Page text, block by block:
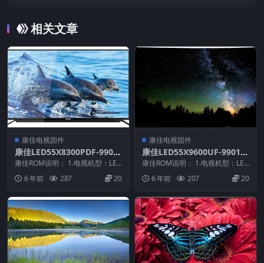
相关文章
康佳电视固件
康佳LED55X8300PDF-9901
1838-V1.0.03-72001353原
厂系统刷机电视固件包下载
康佳ROM说明： 1.电视机型：LED
55X8300PDF 2.物料号：9901...
6 年前 287 20
康佳电视固件
康佳LED55X9600UF-99012
266-V2.2.04原厂系统刷机电
视固件包下载
康佳ROM说明： 1.电视机型：LED
55X9600UF 2.物料号：99012...
6 年前 207 20